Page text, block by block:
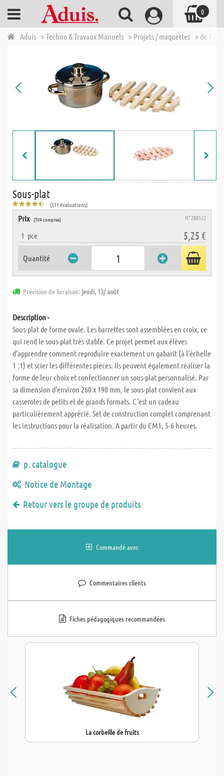
Aduis > Techno & Travaux Manuels > Projets / maquettes > de 7 à
Sous-plat
(111 évaluations)
Prix (TVA comprise) N° 200122
1 pce 5,25 €
Quantité
Prévision de livraison: jeudi, 13/ août
Description -
Sous-plat de forme ovale. Les barrettes sont assemblées en croix, ce
qui rend le sous-plat très stable. Ce projet permet aux élèves
d’apprendre comment reproduire exactement un gabarit (à l’échelle
1 :1) et scier les différentes pièces. Ils peuvent également réaliser la
forme de leur choix et confectionner un sous-plat personnalisé. Par
sa dimension d’environ 260 x 190 mm, le sous-plat convient aux
casseroles de petits et de grands formats. C’est un cadeau
particulièrement apprécié. Set de construction complet comprenant
les instructions pour la réalisation. A partir du CM1, 5-6 heures.
p. catalogue
Notice de Montage
Retour vers le groupe de produits
Commandé avec
Commentaires clients
Fiches pédagogiques recommandées
La corbeille de fruits
0